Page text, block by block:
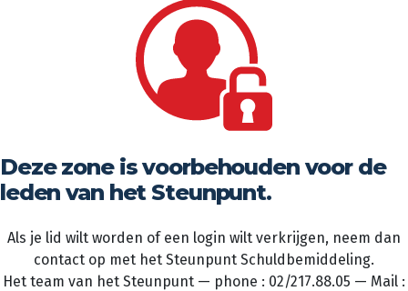
Deze zone is voorbehouden voor de
leden van het Steunpunt.
Als je lid wilt worden of een login wilt verkrijgen, neem dan
contact op met het Steunpunt Schuldbemiddeling.
Het team van het Steunpunt — phone : 02/217.88.05 — Mail :